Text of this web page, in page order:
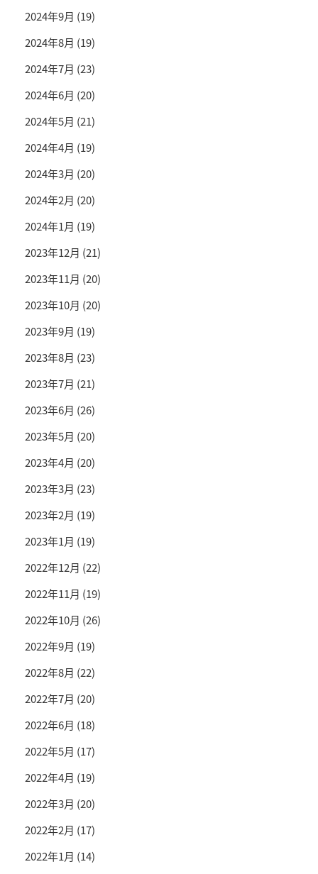
2024年9月 (19)
2024年8月 (19)
2024年7月 (23)
2024年6月 (20)
2024年5月 (21)
2024年4月 (19)
2024年3月 (20)
2024年2月 (20)
2024年1月 (19)
2023年12月 (21)
2023年11月 (20)
2023年10月 (20)
2023年9月 (19)
2023年8月 (23)
2023年7月 (21)
2023年6月 (26)
2023年5月 (20)
2023年4月 (20)
2023年3月 (23)
2023年2月 (19)
2023年1月 (19)
2022年12月 (22)
2022年11月 (19)
2022年10月 (26)
2022年9月 (19)
2022年8月 (22)
2022年7月 (20)
2022年6月 (18)
2022年5月 (17)
2022年4月 (19)
2022年3月 (20)
2022年2月 (17)
2022年1月 (14)